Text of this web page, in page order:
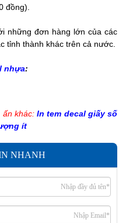
đồng).
những đơn hàng lớn của các
tỉnh thành khác trên cả nước.
nhựa:
ấn khác:In tem decal giấy số
ít
NHANH